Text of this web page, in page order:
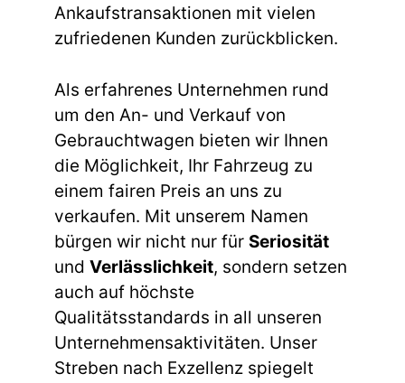
Ankaufstransaktionen mit vielen
zufriedenen Kunden zurückblicken.
Als erfahrenes Unternehmen rund
um den An- und Verkauf von
Gebrauchtwagen bieten wir Ihnen
die Möglichkeit, Ihr Fahrzeug zu
einem fairen Preis an uns zu
verkaufen. Mit unserem Namen
bürgen wir nicht nur für Seriosität
und Verlässlichkeit, sondern setzen
auch auf höchste
Qualitätsstandards in all unseren
Unternehmensaktivitäten. Unser
Streben nach Exzellenz spiegelt